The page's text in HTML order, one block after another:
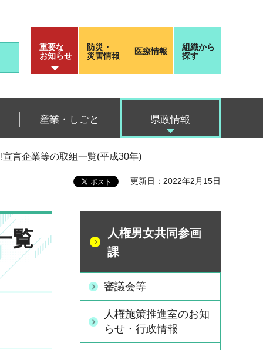
重要な
お知らせ
防災・
災害情報
医療情報
組織から
探す
産業・しごと 県政情報
言企業等の取組一覧(平成30年)
更新日：2022年2月15日
覧
人権男女共同参画
課
審議会等
人権施策推進室のお知
らせ・行政情報